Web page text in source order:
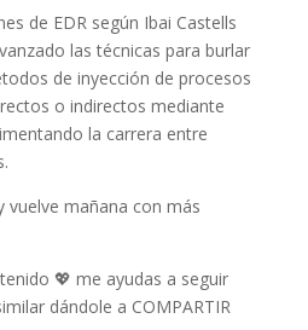
de EDR según Ibai Castells
las técnicas para burlar
de inyección de procesos
o indirectos mediante
la carrera entre
vuelve mañana con más
💖 me ayudas a seguir
dándole a COMPARTIR